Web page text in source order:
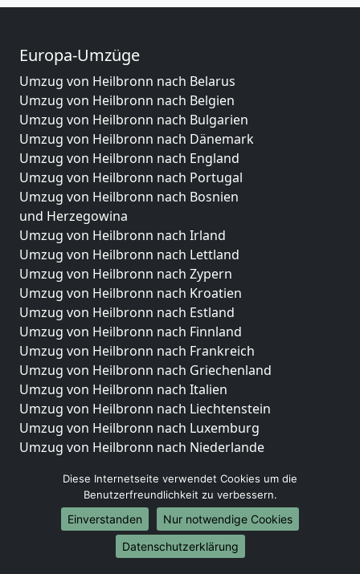
Europa-Umzüge
Umzug von Heilbronn nach Belarus
Umzug von Heilbronn nach Belgien
Umzug von Heilbronn nach Bulgarien
Umzug von Heilbronn nach Dänemark
Umzug von Heilbronn nach England
Umzug von Heilbronn nach Portugal
Umzug von Heilbronn nach Bosnien
und Herzegowina
Umzug von Heilbronn nach Irland
Umzug von Heilbronn nach Lettland
Umzug von Heilbronn nach Zypern
Umzug von Heilbronn nach Kroatien
Umzug von Heilbronn nach Estland
Umzug von Heilbronn nach Finnland
Umzug von Heilbronn nach Frankreich
Umzug von Heilbronn nach Griechenland
Umzug von Heilbronn nach Italien
Umzug von Heilbronn nach Liechtenstein
Umzug von Heilbronn nach Luxemburg
Umzug von Heilbronn nach Niederlande
Umzüge-Deutschlandweit
Umzug von Heilbronn nach Berlin
Umzug von Heilbronn nach Hamburg
Umzug von Heilbronn nach München
Diese Internetseite verwendet Cookies um die
Benutzerfreundlichkeit zu verbessern.
Einverstanden
Nur notwendige Cookies
Datenschutzerklärung